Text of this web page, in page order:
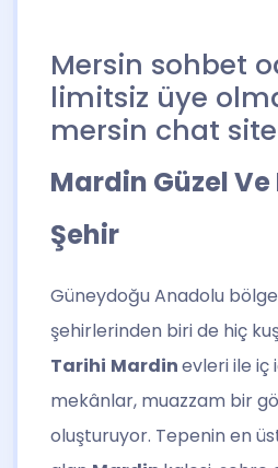
Mersin sohbet
limitsiz üye
mersin chat
Mardin Güzel
Şehir
Güneydoğu Anadolu
şehirlerinden biri de hiç
Tarihi Mardinevleri ile iç
mekânlar, muazzam bir
oluşturuyor. Tepenin en